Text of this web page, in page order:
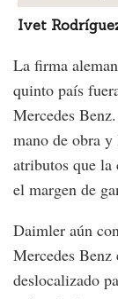
Ivet
La firma
quinto país
Mercedes
mano de obra y
atributos que la
el margen de
Daimler aún
Mercedes
deslocalizado